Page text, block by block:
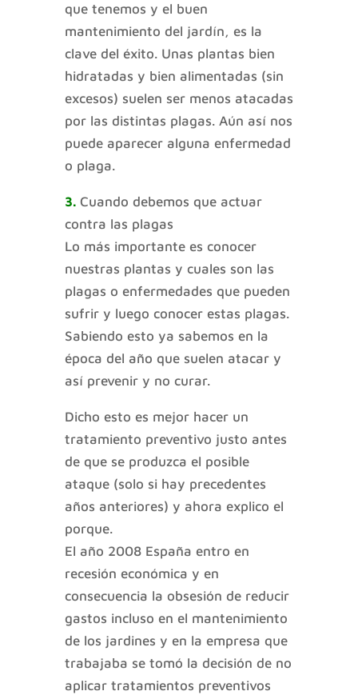
que tenemos y el buen
mantenimiento del jardín, es la
clave del éxito. Unas plantas bien
hidratadas y bien alimentadas (sin
excesos) suelen ser menos atacadas
por las distintas plagas. Aún así nos
puede aparecer alguna enfermedad
o plaga.
3.Cuando debemos que actuar
contra las plagas
Lo más importante es conocer
nuestras plantas y cuales son las
plagas o enfermedades que pueden
sufrir y luego conocer estas plagas.
Sabiendo esto ya sabemos en la
época del año que suelen atacar y
así prevenir y no curar.
Dicho esto es mejor hacer un
tratamiento preventivo justo antes
de que se produzca el posible
ataque (solo si hay precedentes
años anteriores) y ahora explico el
porque.
El año 2008 España entro en
recesión económica y en
consecuencia la obsesión de reducir
gastos incluso en el mantenimiento
de los jardines y en la empresa que
trabajaba se tomó la decisión de no
aplicar tratamientos preventivos